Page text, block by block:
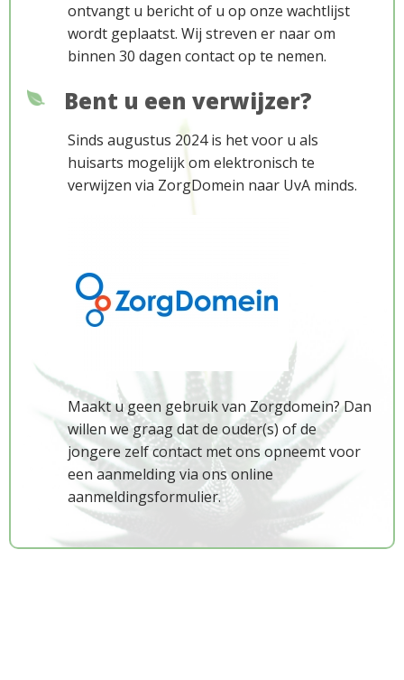
Wetenschap
ontvangt u bericht of u op onze wachtlijst
wordt geplaatst. Wij streven er naar om
binnen 30 dagen contact op te nemen.
Bent u een verwijzer?
Sinds augustus 2024 is het voor u als
huisarts mogelijk om elektronisch te
verwijzen via ZorgDomein naar UvA minds.
Maakt u geen gebruik van Zorgdomein? Dan
willen we graag dat de ouder(s) of de
jongere zelf contact met ons opneemt voor
een aanmelding via ons online
aanmeldingsformulier.